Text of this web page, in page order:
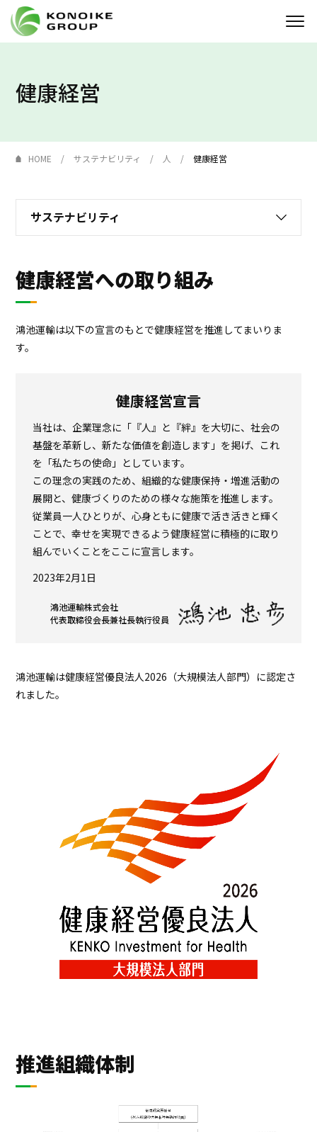
サステナビリティ
KONOIKEジャーナル
プロジェクトストーリー
JP お問い合わせ
健康経営
HOME サステナビリティ 人 健康経営
サステナビリティ
健康経営への取り組み
鴻池運輸は以下の宣言のもとで健康経営を推進してまいりま
す。
健康経営宣言
当社は、企業理念に「『人』と『絆』を大切に、社会の
基盤を革新し、新たな価値を創造します」を掲げ、これ
を「私たちの使命」としています。
この理念の実践のため、組織的な健康保持・増進活動の
展開と、健康づくりのための様々な施策を推進します。
従業員一人ひとりが、心身ともに健康で活き活きと輝く
ことで、幸せを実現できるよう健康経営に積極的に取り
組んでいくことをここに宣言します。
2023年2月1日
鴻池運輸株式会社
代表取締役会長兼社長執行役員
鴻池運輸は健康経営優良法人2026（大規模法人部門）に認定さ
れました。
推進組織体制